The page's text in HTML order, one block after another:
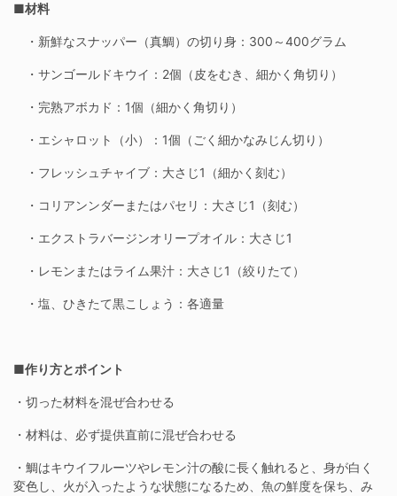
■材料
・新鮮なスナッパー（真鯛）の切り身：300～400グラム
・サンゴールドキウイ：2個（皮をむき、細かく角切り）
・完熟アボカド：1個（細かく角切り）
・エシャロット（小）：1個（ごく細かなみじん切り）
・フレッシュチャイブ：大さじ1（細かく刻む）
・コリアンンダーまたはパセリ：大さじ1（刻む）
・エクストラバージンオリープオイル：大さじ1
・レモンまたはライム果汁：大さじ1（絞りたて）
・塩、ひきたて黒こしょう：各適量
■作り方とポイント
・切った材料を混ぜ合わせる
・材料は、必ず提供直前に混ぜ合わせる
・鯛はキウイフルーツやレモン汁の酸に長く触れると、身が白く
変色し、火が入ったような状態になるため、魚の鮮度を保ち、み